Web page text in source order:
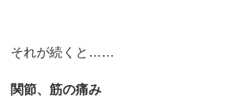
それが続くと……
関節、筋の痛み